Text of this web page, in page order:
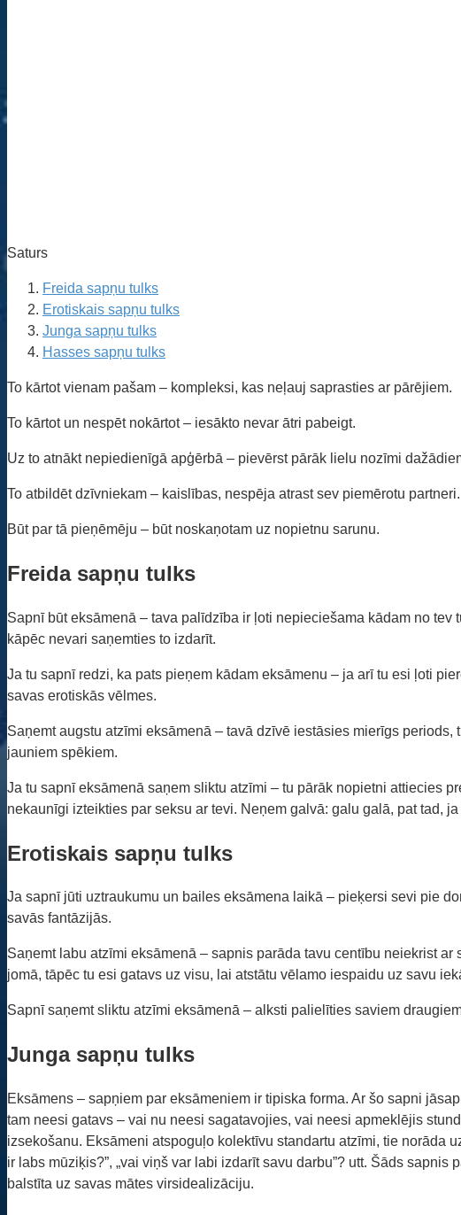
Saturs
Freida sapņu tulks
Erotiskais sapņu tulks
Junga sapņu tulks
Hasses sapņu tulks
To kārtot vienam pašam – kompleksi, kas neļauj saprasties ar pārējiem.
To kārtot un nespēt nokārtot – iesākto nevar ātri pabeigt.
Uz to atnākt nepiedienīgā apģērbā – pievērst pārāk lielu nozīmi
To atbildēt dzīvniekam – kaislības, nespēja atrast sev piemērotu partneri.
Būt par tā pieņēmēju – būt noskaņotam uz nopietnu sarunu.
Freida sapņu tulks
Sapnī būt eksāmenā – tava palīdzība ir ļoti nepieciešama kādam no
kāpēc nevari saņemties to izdarīt.
Ja tu sapnī redzi, ka pats pieņem kādam eksāmenu – ja arī tu esi ļoti
savas erotiskās vēlmes.
Saņemt augstu atzīmi eksāmenā – tavā dzīvē iestāsies mierīgs
jauniem spēkiem.
Ja tu sapnī eksāmenā saņem sliktu atzīmi – tu pārāk nopietni attiecies
nekaunīgi izteikties par seksu ar tevi. Neņem galvā: galu galā, pat tad,
Erotiskais sapņu tulks
Ja sapnī jūti uztraukumu un bailes eksāmena laikā – pieķersi sevi pie
savās fantāzijās.
Saņemt labu atzīmi eksāmenā – sapnis parāda tavu centību neiekrist
jomā, tāpēc tu esi gatavs uz visu, lai atstātu vēlamo iespaidu uz savu
Sapnī saņemt sliktu atzīmi eksāmenā – alksti palielīties saviem
Junga sapņu tulks
Eksāmens – sapņiem par eksāmeniem ir tipiska forma. Ar šo sapni
tam neesi gatavs – vai nu neesi sagatavojies, vai neesi apmeklējis
izsekošanu. Eksāmeni atspoguļo kolektīvu standartu atzīmi, tie norāda
ir labs mūziķis?”, „vai viņš var labi izdarīt savu darbu”? utt. Šāds
balstīta uz savas mātes virsidealizāciju.